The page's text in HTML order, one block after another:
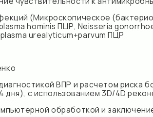
ВПР и расчетом риска болезни
использованием 3D/4D реконструкции
обработкой и заключением врача
(Вирус папилломы человека, Human
35, 39, 45, 51, 52, 56, 58, 59, 66, 69 )+ КВМ
мазка